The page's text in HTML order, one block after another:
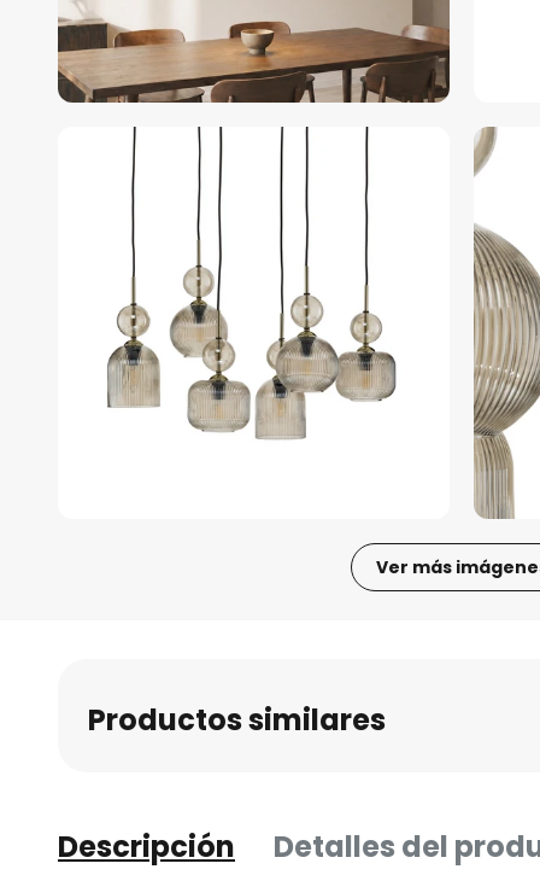
Ver más
Productos similares
Descripción Detalles del